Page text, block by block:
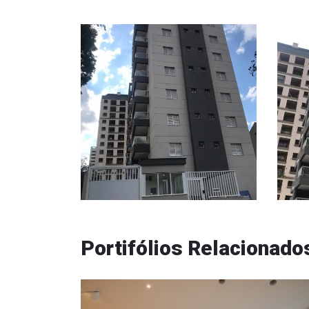
Portifólios